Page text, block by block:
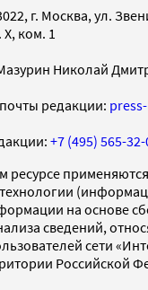
г. Москва, ул.
ком. 1
Николай
редакции:
+7 (495) 565-
применяются
на основе
сведений,
сети
Российской